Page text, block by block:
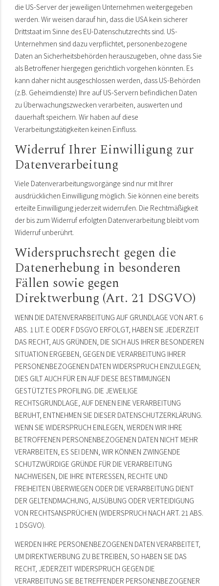
die US-Server der jeweiligen Unternehmen weitergegeben
werden. Wir weisen darauf hin, dass die USA kein sicherer
Drittstaat im Sinne des EU-Datenschutzrechts sind. US-
Unternehmen sind dazu verpflichtet, personenbezogene
Daten an Sicherheitsbehörden herauszugeben, ohne dass Sie
als Betroffener hiergegen gerichtlich vorgehen könnten. Es
kann daher nicht ausgeschlossen werden, dass US-Behörden
(z.B. Geheimdienste) Ihre auf US-Servern befindlichen Daten
zu Überwachungszwecken verarbeiten, auswerten und
dauerhaft speichern. Wir haben auf diese
Verarbeitungstätigkeiten keinen Einfluss.
Widerruf Ihrer Einwilligung zur
Datenverarbeitung
Viele Datenverarbeitungsvorgänge sind nur mit Ihrer
ausdrücklichen Einwilligung möglich. Sie können eine bereits
erteilte Einwilligung jederzeit widerrufen. Die Rechtmäßigkeit
der bis zum Widerruf erfolgten Datenverarbeitung bleibt vom
Widerruf unberührt.
Widerspruchsrecht gegen die
Datenerhebung in besonderen
Fällen sowie gegen
Direktwerbung (Art. 21 DSGVO)
WENN DIE DATENVERARBEITUNG AUF GRUNDLAGE VON ART. 6
ABS. 1 LIT. E ODER F DSGVO ERFOLGT, HABEN SIE JEDERZEIT
DAS RECHT, AUS GRÜNDEN, DIE SICH AUS IHRER BESONDEREN
SITUATION ERGEBEN, GEGEN DIE VERARBEITUNG IHRER
PERSONENBEZOGENEN DATEN WIDERSPRUCH EINZULEGEN;
DIES GILT AUCH FÜR EIN AUF DIESE BESTIMMUNGEN
GESTÜTZTES PROFILING. DIE JEWEILIGE
RECHTSGRUNDLAGE, AUF DENEN EINE VERARBEITUNG
BERUHT, ENTNEHMEN SIE DIESER DATENSCHUTZERKLÄRUNG.
WENN SIE WIDERSPRUCH EINLEGEN, WERDEN WIR IHRE
BETROFFENEN PERSONENBEZOGENEN DATEN NICHT MEHR
VERARBEITEN, ES SEI DENN, WIR KÖNNEN ZWINGENDE
SCHUTZWÜRDIGE GRÜNDE FÜR DIE VERARBEITUNG
NACHWEISEN, DIE IHRE INTERESSEN, RECHTE UND
FREIHEITEN ÜBERWIEGEN ODER DIE VERARBEITUNG DIENT
DER GELTENDMACHUNG, AUSÜBUNG ODER VERTEIDIGUNG
VON RECHTSANSPRÜCHEN (WIDERSPRUCH NACH ART. 21 ABS.
1 DSGVO).
WERDEN IHRE PERSONENBEZOGENEN DATEN VERARBEITET,
UM DIREKTWERBUNG ZU BETREIBEN, SO HABEN SIE DAS
RECHT, JEDERZEIT WIDERSPRUCH GEGEN DIE
VERARBEITUNG SIE BETREFFENDER PERSONENBEZOGENER